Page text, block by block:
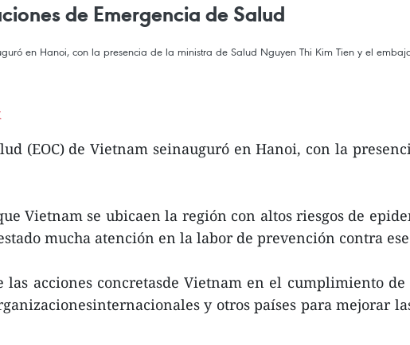
de Emergencia de Salud
en Hanoi, con la presencia de la ministra de Salud Nguyen Thi Kim Tien y el
(EOC) de Vietnam seinauguró en Hanoi, con la
Vietnam se ubicaen la región con altos riesgos de
mucha atención en la labor de prevención contra
las acciones concretasde Vietnam en el cumplimiento
y otros países para mejorar